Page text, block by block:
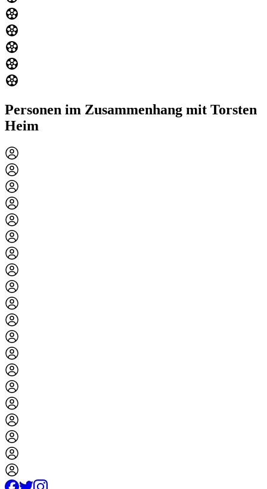
Personen im Zusammenhang mit Torsten
Heim